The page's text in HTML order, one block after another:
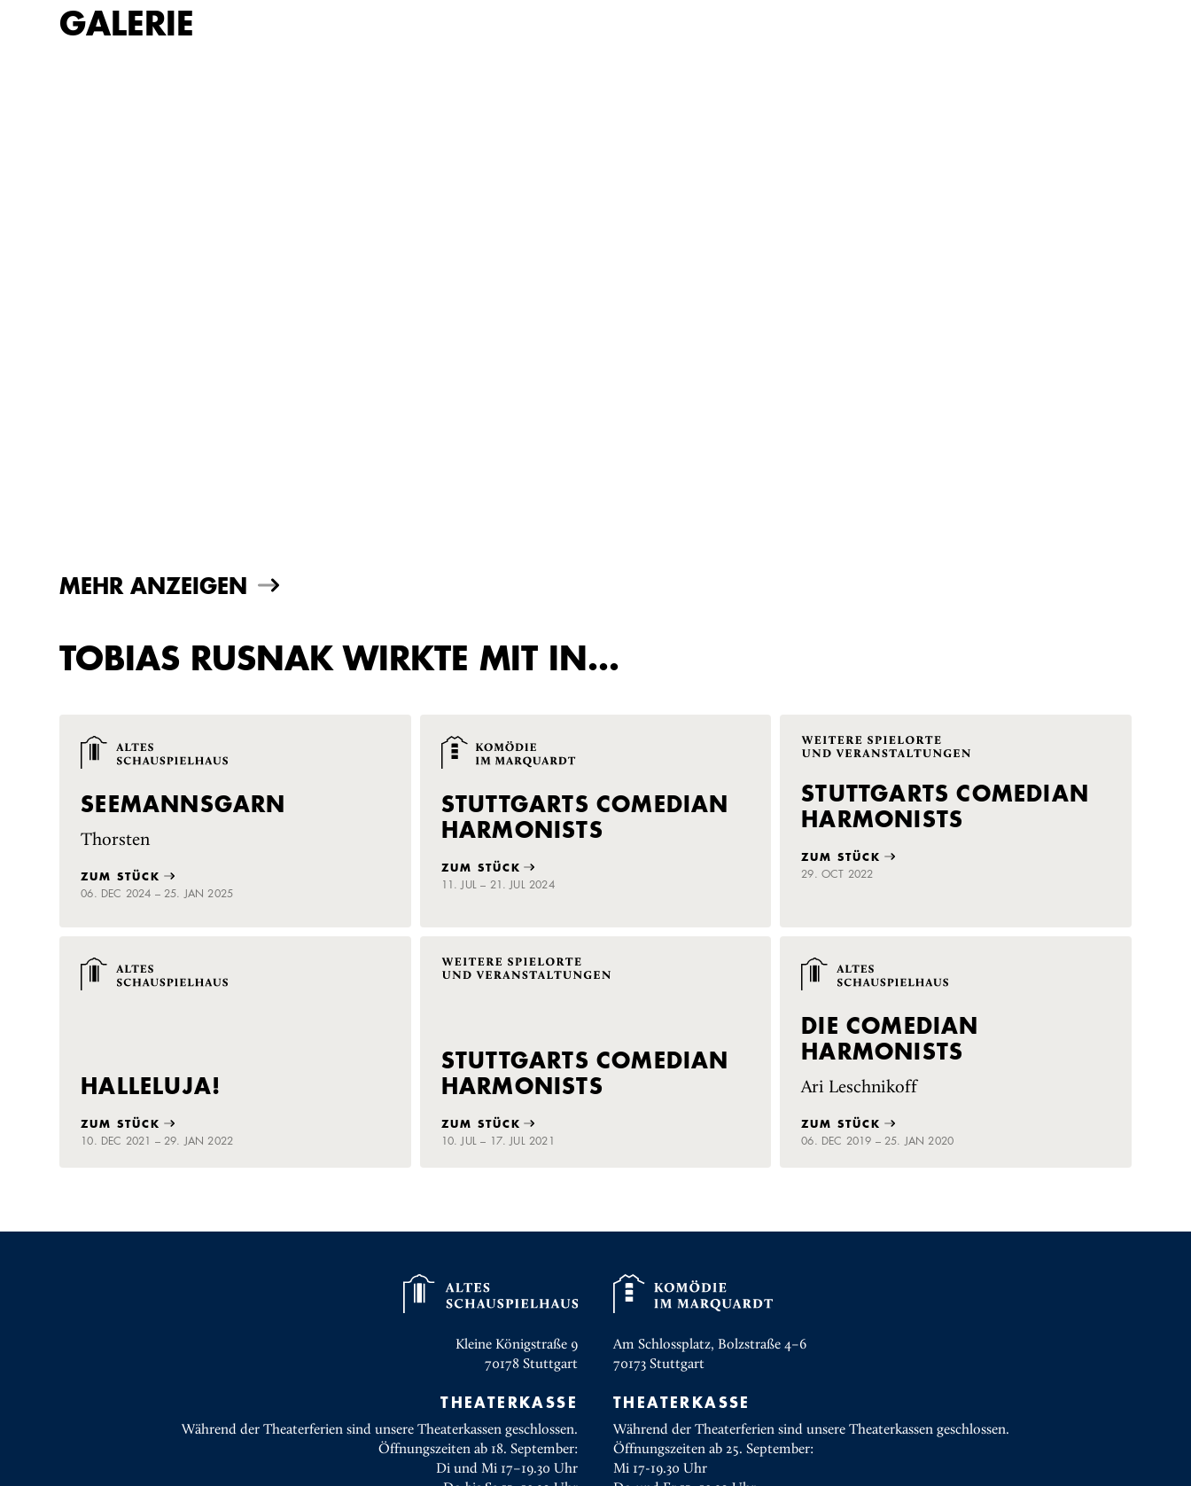
GALERIE
MEHR ANZEIGEN
TOBIAS RUSNAK WIRKTE MIT IN…
SEEMANNSGARN
Thorsten
ZUM STÜCK
06. DEC 2024 – 25. JAN 2025
STUTTGARTS COMEDIAN
HARMONISTS
ZUM STÜCK
11. JUL – 21. JUL 2024
STUTTGARTS COMEDIAN
HARMONISTS
ZUM STÜCK
29. OCT 2022
HALLELUJA!
ZUM STÜCK
10. DEC 2021 – 29. JAN 2022
STUTTGARTS COMEDIAN
HARMONISTS
ZUM STÜCK
10. JUL – 17. JUL 2021
DIE COMEDIAN
HARMONISTS
Ari Leschnikoff
ZUM STÜCK
06. DEC 2019 – 25. JAN 2020
Kleine Königstraße 9
70178 Stuttgart
THEATERKASSE
Während der Theaterferien sind unsere Theaterkassen geschlossen.
Öffnungszeiten ab 18. September:
Di und Mi 17–19.30 Uhr
Am Schlossplatz, Bolzstraße 4–6
70173 Stuttgart
THEATERKASSE
Während der Theaterferien sind unsere Theaterkassen geschlossen.
Öffnungszeiten ab 25. September:
Mi 17-19.30 Uhr